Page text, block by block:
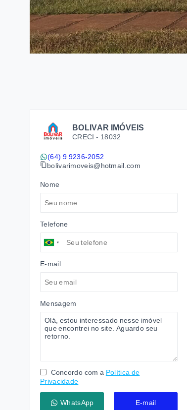
BOLIVAR IMÓVEIS
CRECI - 18032
(64) 9 9236-2052
bolivarimoveis@hotmail.com
Nome
Telefone
E-mail
Mensagem
Concordo com a Política de
Privacidade
WhatsApp E-mail